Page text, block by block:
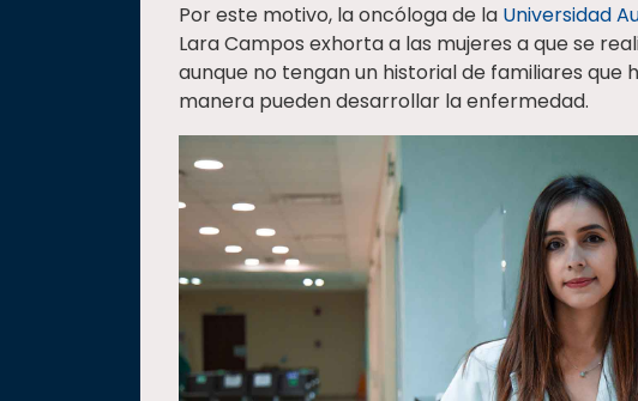
Por este motivo, la oncóloga de la Universidad
Lara Campos exhorta a las mujeres a que se
aunque no tengan un historial de familiares que
manera pueden desarrollar la enfermedad.